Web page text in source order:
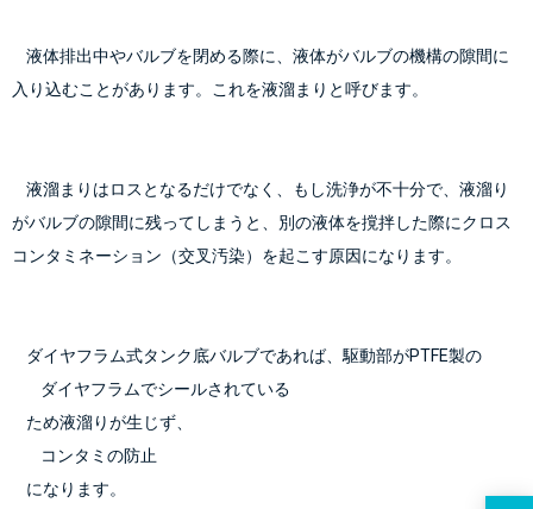
入り込むことがあります。これを液溜まりと呼びます。
がバルブの隙間に残ってしまうと、別の液体を撹拌した際にクロス
コンタミネーション（交叉汚染）を起こす原因になります。
    ダイヤフラム式タンク底バルブであれば、駆動部がPTFE製の
        ダイヤフラムでシールされている
    ため液溜りが生じず、
        コンタミの防止
    になります。